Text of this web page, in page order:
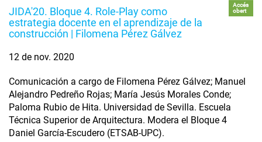
JIDA'20. Bloque 4. Role-Play como
estrategia docente en el aprendizaje de la
construcción | Filomena Pérez Gálvez
Accés
obert
12 de nov. 2020
Comunicación a cargo de Filomena Pérez Gálvez; Manuel
Alejandro Pedreño Rojas; María Jesús Morales Conde;
Paloma Rubio de Hita. Universidad de Sevilla. Escuela
Técnica Superior de Arquitectura. Modera el Bloque 4
Daniel García-Escudero (ETSAB-UPC).